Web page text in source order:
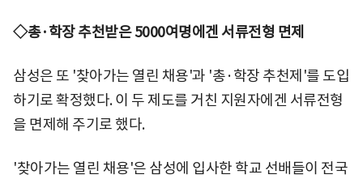
◇총·학장 추천받은 5000여명에겐 서류전형 면제
삼성은 또 '찾아가는 열린 채용'과 '총·학장 추천제'를 도입
하기로 확정했다. 이 두 제도를 거친 지원자에겐 서류전형
을 면제해 주기로 했다.
'찾아가는 열린 채용'은 삼성에 입사한 학교 선배들이 전국